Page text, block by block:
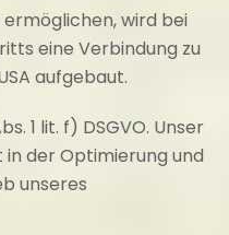
wird bei
eine Verbindung zu
aufgebaut.
1 lit. f) DSGVO. Unser
der Optimierung und
unseres